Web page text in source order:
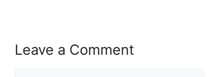
Leave a Comment